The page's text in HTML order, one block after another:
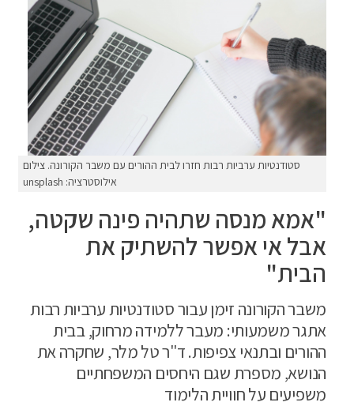
סטודנטיות ערביות רבות חזרו לבית ההורים עם משבר הקורונה. צילום
אילוסטרציה: unsplash
"אמא מנסה שתהיה פינה שקטה,
אבל אי אפשר להשתיק את
הבית"
משבר הקורונה זימן עבור סטודנטיות ערביות רבות
אתגר משמעותי: מעבר ללמידה מרחוק, בבית
ההורים ובתנאי צפיפות. ד"ר טל מלר, שחקרה את
הנושא, מספרת שגם היחסים המשפחתיים
משפיעים על חוויית הלימוד